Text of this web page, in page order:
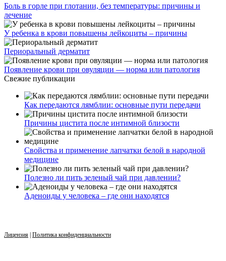
Боль в горле при глотании, без температуры: причины и
лечение
У ребенка в крови повышены лейкоциты – причины
Периоральный дерматит
Появление крови при овуляции — норма или патология
Свежие публикации
Как передаются лямблии: основные пути передачи
Причины цистита после интимной близости
Свойства и применение лапчатки белой в народной
медицине
Полезно ли пить зеленый чай при давлении?
Аденоиды у человека – где они находятся
Лицензия Политика конфиденциальности